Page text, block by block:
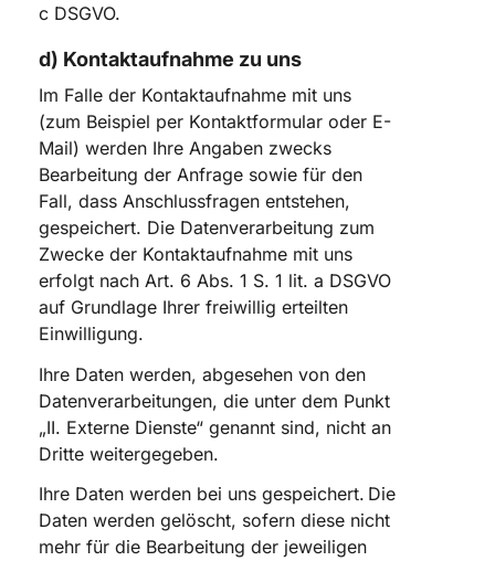
c DSGVO.
d) Kontaktaufnahme zu uns
Im Falle der Kontaktaufnahme mit uns
(zum Beispiel per Kontaktformular oder E-
Mail) werden Ihre Angaben zwecks
Bearbeitung der Anfrage sowie für den
Fall, dass Anschlussfragen entstehen,
gespeichert. Die Datenverarbeitung zum
Zwecke der Kontaktaufnahme mit uns
erfolgt nach Art. 6 Abs. 1 S. 1 lit. a DSGVO
auf Grundlage Ihrer freiwillig erteilten
Einwilligung.
Ihre Daten werden, abgesehen von den
Datenverarbeitungen, die unter dem Punkt
„II. Externe Dienste“ genannt sind, nicht an
Dritte weitergegeben.
Ihre Daten werden bei uns gespeichert. Die
Daten werden gelöscht, sofern diese nicht
mehr für die Bearbeitung der jeweiligen